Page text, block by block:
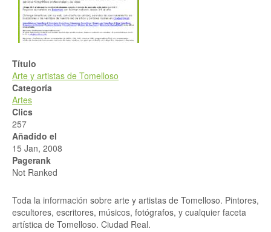
Título
Arte y artistas de Tomelloso
Categoría
Artes
Clics
257
Añadido el
15 Jan, 2008
Pagerank
Not Ranked
Toda la información sobre arte y artistas de Tomelloso. Pintores,
escultores, escritores, músicos, fotógrafos, y cualquier faceta
artística de Tomelloso. Ciudad Real.